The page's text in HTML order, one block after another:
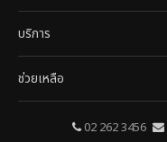
บริการ
ช่วยเหลือ
02 262 3456